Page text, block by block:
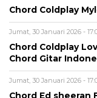
Chord Coldplay
Jumat, 30 Januari 2026 -
Chord Coldplay
Chord Gitar
Jumat, 30 Januari 2026 -
Chord Ed sheeran